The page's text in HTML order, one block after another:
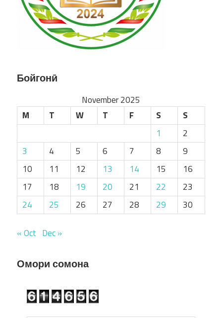
Бойгонӣ
November 2025
M
T W T F S
S
1
2
3
4 5 6 7 8
9
10
11 12 13 14 15
16
17
18 19 20 21 22
23
24
25 26 27 28 29 30
« Oct Dec »
Омори сомона